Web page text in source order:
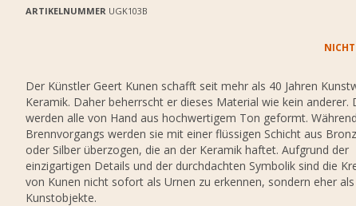
ARTIKELNUMMERUGK103B
Der Künstler Geert Kunen schafft seit mehr als 40 Jahren
Keramik. Daher beherrscht er dieses Material wie kein anderer.
werden alle von Hand aus hochwertigem Ton geformt.
Brennvorgangs werden sie mit einer flüssigen Schicht aus
oder Silber überzogen, die an der Keramik haftet. Aufgrund der
einzigartigen Details und der durchdachten Symbolik sind die
von Kunen nicht sofort als Urnen zu erkennen, sondern eher als
Kunstobjekte.